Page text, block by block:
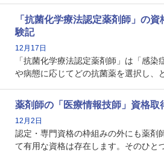
関する資格として、2009年に発足しま
剤師の専門性を活かして高度化するが
貢献する姿は、今も病院薬剤師にとっ
かれる存在です。
「抗菌化学療法認定薬剤師」の資
験記
12月17日
「抗菌化学療法認定薬剤師」は「感染
や病態に応じてどの抗菌薬を選択し、
る薬剤師です。現在、感染防止対策加
基準に専任の薬剤師配置が挙げられて
後は感染症領域で薬剤師に、より多く
求められる可能性もあります。
薬剤師の「医療情報技師」資格取
12月2日
認定・専門資格の枠組みの外にも薬剤
て有用な資格は存在します。そのひと